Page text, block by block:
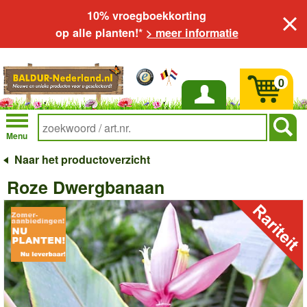
10% vroegboekkorting
op alle planten!* > meer informatie
Inloggen
Menu
0
Naar het productoverzicht
Roze Dwergbanaan